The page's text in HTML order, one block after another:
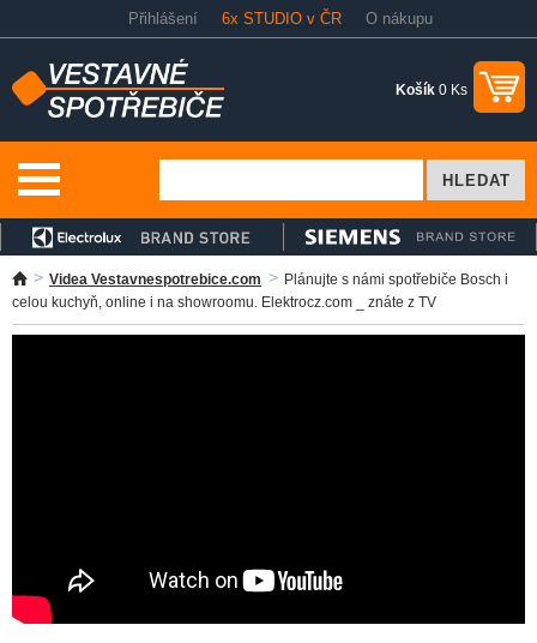
Přihlášení 6x STUDIO v ČR O nákupu
Košík 0 Ks
Videa Vestavnespotrebice.com
Plánujte s námi spotřebiče Bosch i
celou kuchyň, online i na showroomu. Elektrocz.com _ znáte z TV